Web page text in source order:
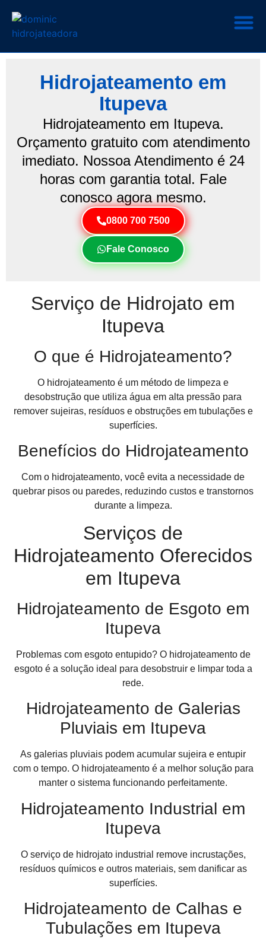
Hidrojateamento em
Itupeva
Hidrojateamento em Itupeva.
Orçamento gratuito com atendimento
imediato. Nossoa Atendimento é 24
horas com garantia total. Fale
conosco agora mesmo.
0800 700 7500
Fale Conosco
Serviço de Hidrojato em
Itupeva
O que é Hidrojateamento?
O hidrojateamento é um método de limpeza e
desobstrução que utiliza água em alta pressão para
remover sujeiras, resíduos e obstruções em tubulações e
superfícies.
Benefícios do Hidrojateamento
Com o hidrojateamento, você evita a necessidade de
quebrar pisos ou paredes, reduzindo custos e transtornos
durante a limpeza.
Serviços de
Hidrojateamento Oferecidos
em Itupeva
Hidrojateamento de Esgoto em
Itupeva
Problemas com esgoto entupido? O hidrojateamento de
esgoto é a solução ideal para desobstruir e limpar toda a
rede.
Hidrojateamento de Galerias
Pluviais em Itupeva
As galerias pluviais podem acumular sujeira e entupir
com o tempo. O hidrojateamento é a melhor solução para
manter o sistema funcionando perfeitamente.
Hidrojateamento Industrial em
Itupeva
O serviço de hidrojato industrial remove incrustações,
resíduos químicos e outros materiais, sem danificar as
superfícies.
Hidrojateamento de Calhas e
Tubulações em Itupeva